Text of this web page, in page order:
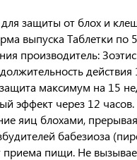
защиты от блох и
выпуска Таблетки
производитель:
максимум на 15
эффект через 12
яиц блохами,
бабезиоза
приема пищи. Не